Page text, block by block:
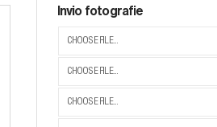
Invio fotografie
CHOOSE FILE...
CHOOSE FILE...
CHOOSE FILE...